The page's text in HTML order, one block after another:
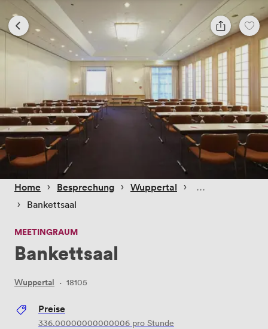
Home › Besprechung › Wuppertal ›
› Bankettsaal
MEETINGRAUM
Bankettsaal
Wuppertal · 18105
Preise
336.00000000000006 pro Stunde